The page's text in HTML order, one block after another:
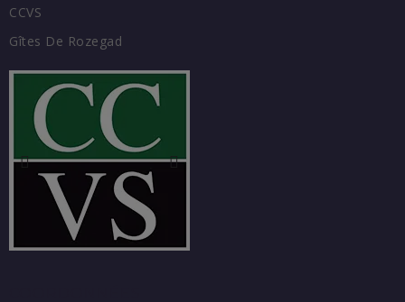
CCVS
Gîtes De Rozegad